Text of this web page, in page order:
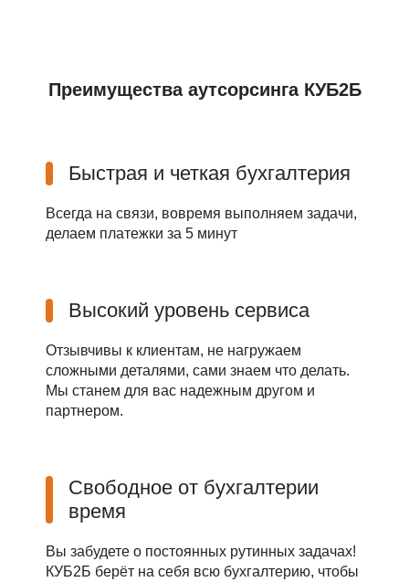
Преимущества аутсорсинга КУБ2Б
Быстрая и четкая бухгалтерия
Всегда на связи, вовремя выполняем задачи,
делаем платежки за 5 минут
Высокий уровень сервиса
Отзывчивы к клиентам, не нагружаем
сложными деталями, сами знаем что делать.
Мы станем для вас надежным другом и
партнером.
Свободное от бухгалтерии
время
Вы забудете о постоянных рутинных задачах!
КУБ2Б берёт на себя всю бухгалтерию, чтобы